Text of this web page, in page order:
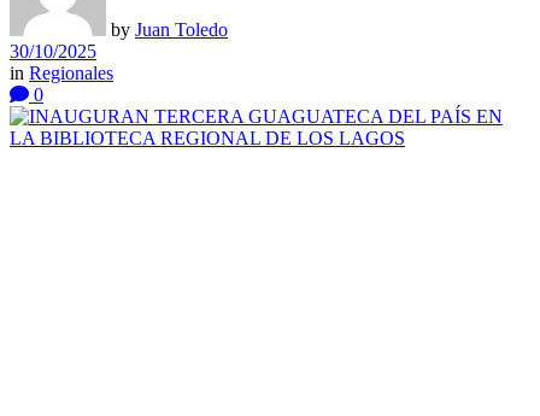
by Juan Toledo
30/10/2025
in Regionales
0